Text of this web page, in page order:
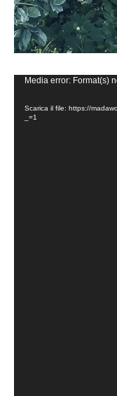
Video
Media error: Format(s)
Scarica il file: https://
_=1